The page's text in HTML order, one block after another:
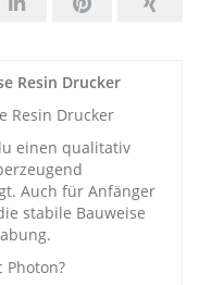
Resin Drucker
Resin Drucker
einen qualitativ
Auch für Anfänger
stabile Bauweise
Photon?